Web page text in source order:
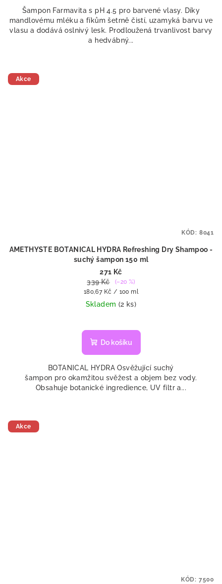
z
5
hvězdiček.
Šampon Farmavita s pH 4.5 pro barvené vlasy. Díky
mandlovému mléku a fíkům šetrně čistí, uzamyká barvu ve
vlasu a dodává oslnivý lesk. Prodloužená trvanlivost barvy
a hedvábný...
Akce
AMETHYSTE BOTANICAL HYDRA Refreshing Dry Shampoo -
suchý šampon 150 ml
271 Kč
339 Kč
(–20 %)
Měrná
cena:
180,67 Kč / 100 ml
Skladem (2 ks)
Do košíku
BOTANICAL HYDRA Osvěžující suchý
šampon pro okamžitou svěžest a objem bez vody.
Obsahuje botanické ingredience, UV filtr a...
KÓD: 8041
Akce
KÓD: 7500